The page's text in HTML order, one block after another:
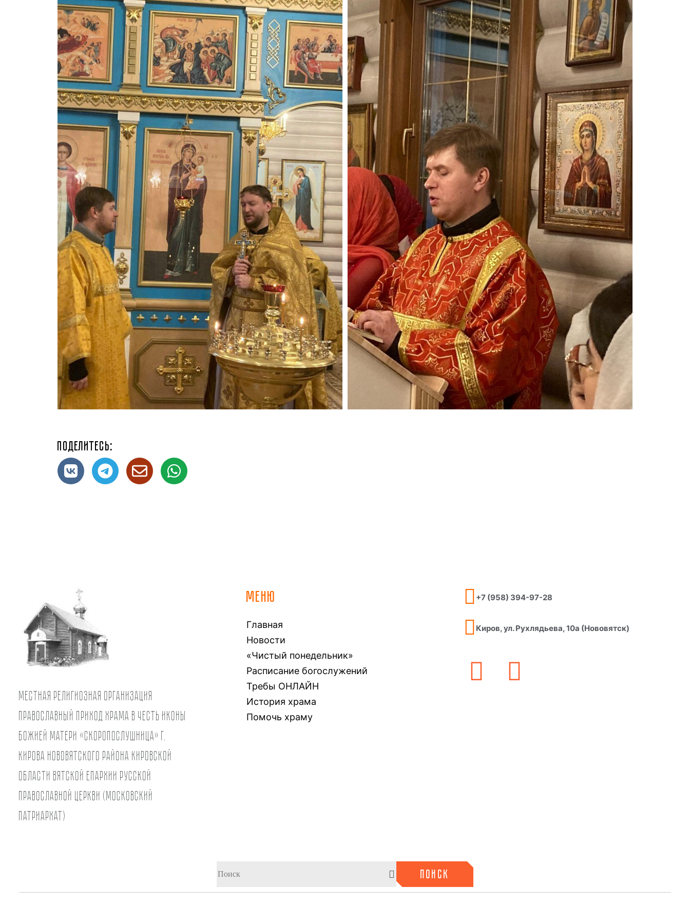
Поделитесь:
Местная религиозная организация
православный Приход храма в честь иконы
Божией Матери «Скоропослушница» г.
Кирова Нововятского района Кировской
области Вятской Епархии Русской
Православной Церкви (Московский
Патриархат)
МЕНЮ
Главная
Новости
«Чистый понедельник»
Расписание богослужений
Требы ОНЛАЙН
История храма
Помочь храму
+7 (958) 394-97-28
Киров, ул. Рухлядьева, 10а (Нововятск)
ПОИСК